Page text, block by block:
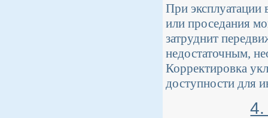
При эксплуатации
или проседания
затруднит
недостаточным,
Корректировка
доступности для